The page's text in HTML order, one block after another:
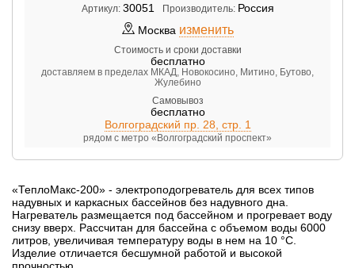
Артикул: 30051 Производитель: Россия
Москва изменить
Стоимость и сроки доставки
бесплатно
доставляем в пределах МКАД, Новокосино, Митино, Бутово,
Жулебино
Самовывоз
бесплатно
Волгоградский пр. 28, стр. 1
рядом с метро «Волгоградский проспект»
«ТеплоМакс-200» - электроподогреватель для всех типов
надувных и каркасных бассейнов без надувного дна.
Нагреватель размещается под бассейном и прогревает воду
снизу вверх. Рассчитан для бассейна с объемом воды 6000
литров, увеличивая температуру воды в нем на 10 °C.
Изделие отличается бесшумной работой и высокой